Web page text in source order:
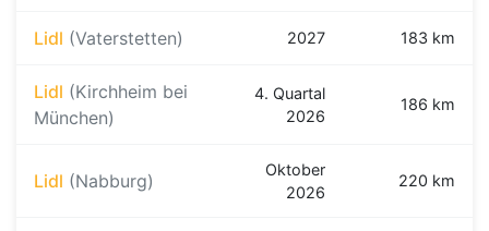
Lidl (Vaterstetten) 2027 183 km
Lidl (Kirchheim bei
München)
4. Quartal
2026
186 km
Lidl (Nabburg)
Oktober
2026
220 km